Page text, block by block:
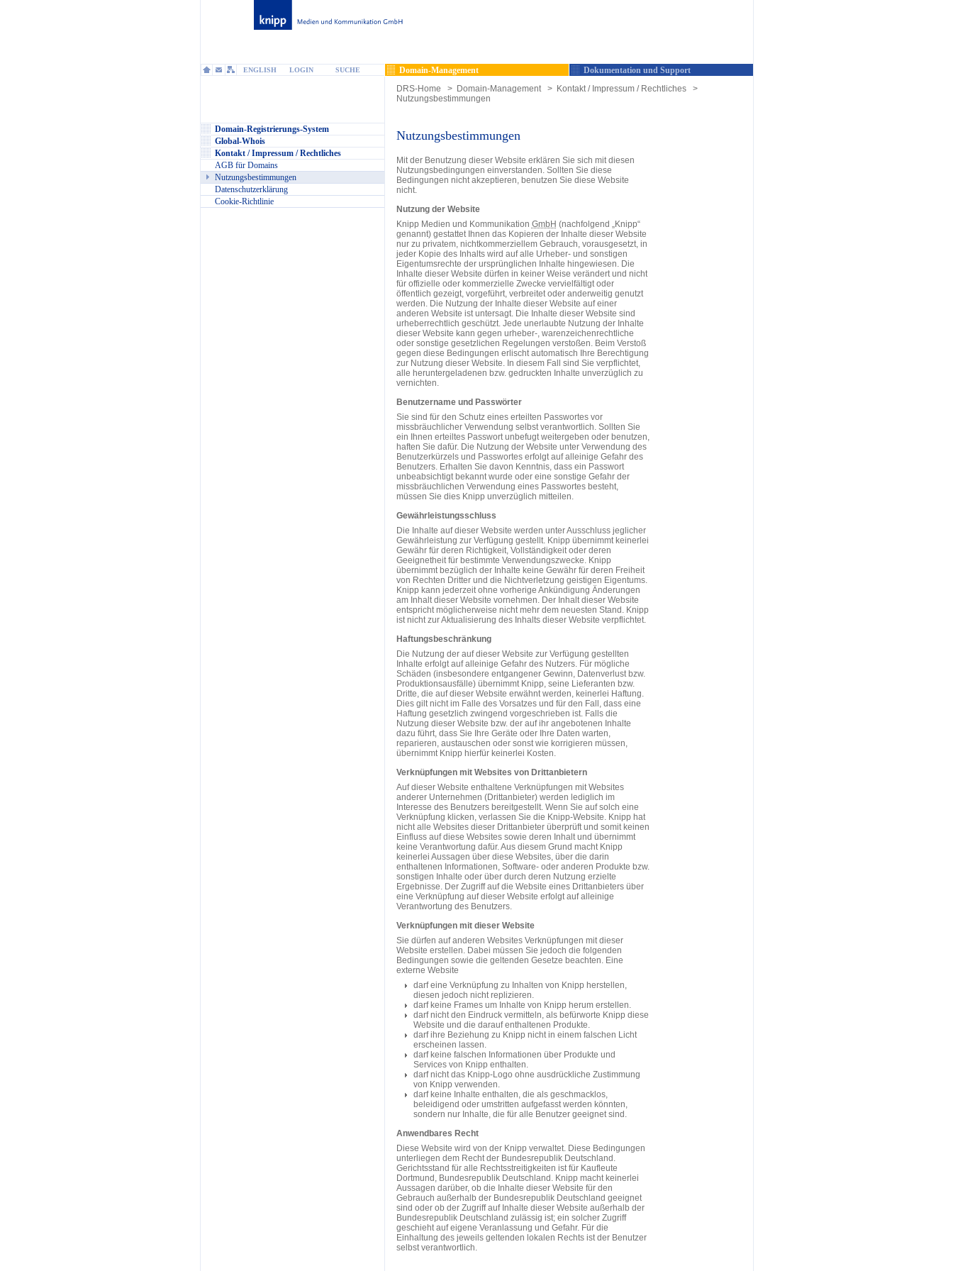
ENGLISH LOGIN SUCHE Domain-Management
Dokumentation und Support
DRS-Home
> Domain-Management > Kontakt / Impressum / Rechtliches
>
Nutzungsbestimmungen
Domain-Registrierungs-System
Global-Whois
Kontakt / Impressum / Rechtliches
AGB für Domains
Nutzungsbestimmungen
Datenschutzerklärung
Cookie-Richtlinie
Nutzungsbestimmungen
Mit der Benutzung dieser Website erklären Sie sich mit diesen
Nutzungsbedingungen einverstanden. Sollten Sie diese
Bedingungen nicht akzeptieren, benutzen Sie diese Website
nicht.
Nutzung der Website
Knipp Medien und Kommunikation GmbH (nachfolgend „Knipp“
genannt) gestattet Ihnen das Kopieren der Inhalte dieser Website
nur zu privatem, nichtkommerziellem Gebrauch, vorausgesetzt, in
jeder Kopie des Inhalts wird auf alle Urheber- und sonstigen
Eigentumsrechte der ursprünglichen Inhalte hingewiesen. Die
Inhalte dieser Website dürfen in keiner Weise verändert und nicht
für offizielle oder kommerzielle Zwecke vervielfältigt oder
öffentlich gezeigt, vorgeführt, verbreitet oder anderweitig genutzt
werden. Die Nutzung der Inhalte dieser Website auf einer
anderen Website ist untersagt. Die Inhalte dieser Website sind
urheberrechtlich geschützt. Jede unerlaubte Nutzung der Inhalte
dieser Website kann gegen urheber-, warenzeichenrechtliche
oder sonstige gesetzlichen Regelungen verstoßen. Beim Verstoß
gegen diese Bedingungen erlischt automatisch Ihre Berechtigung
zur Nutzung dieser Website. In diesem Fall sind Sie verpflichtet,
alle heruntergeladenen bzw. gedruckten Inhalte unverzüglich zu
vernichten.
Benutzername und Passwörter
Sie sind für den Schutz eines erteilten Passwortes vor
missbräuchlicher Verwendung selbst verantwortlich. Sollten Sie
ein Ihnen erteiltes Passwort unbefugt weitergeben oder benutzen,
haften Sie dafür. Die Nutzung der Website unter Verwendung des
Benutzerkürzels und Passwortes erfolgt auf alleinige Gefahr des
Benutzers. Erhalten Sie davon Kenntnis, dass ein Passwort
unbeabsichtigt bekannt wurde oder eine sonstige Gefahr der
missbräuchlichen Verwendung eines Passwortes besteht,
müssen Sie dies Knipp unverzüglich mitteilen.
Gewährleistungsschluss
Die Inhalte auf dieser Website werden unter Ausschluss jeglicher
Gewährleistung zur Verfügung gestellt. Knipp übernimmt keinerlei
Gewähr für deren Richtigkeit, Vollständigkeit oder deren
Geeignetheit für bestimmte Verwendungszwecke. Knipp
übernimmt bezüglich der Inhalte keine Gewähr für deren Freiheit
von Rechten Dritter und die Nichtverletzung geistigen Eigentums.
Knipp kann jederzeit ohne vorherige Ankündigung Änderungen
am Inhalt dieser Website vornehmen. Der Inhalt dieser Website
entspricht möglicherweise nicht mehr dem neuesten Stand. Knipp
ist nicht zur Aktualisierung des Inhalts dieser Website verpflichtet.
Haftungsbeschränkung
Die Nutzung der auf dieser Website zur Verfügung gestellten
Inhalte erfolgt auf alleinige Gefahr des Nutzers. Für mögliche
Schäden (insbesondere entgangener Gewinn, Datenverlust bzw.
Produktionsausfälle) übernimmt Knipp, seine Lieferanten bzw.
Dritte, die auf dieser Website erwähnt werden, keinerlei Haftung.
Dies gilt nicht im Falle des Vorsatzes und für den Fall, dass eine
Haftung gesetzlich zwingend vorgeschrieben ist. Falls die
Nutzung dieser Website bzw. der auf ihr angebotenen Inhalte
dazu führt, dass Sie Ihre Geräte oder Ihre Daten warten,
reparieren, austauschen oder sonst wie korrigieren müssen,
übernimmt Knipp hierfür keinerlei Kosten.
Verknüpfungen mit Websites von Drittanbietern
Auf dieser Website enthaltene Verknüpfungen mit Websites
anderer Unternehmen (Drittanbieter) werden lediglich im
Interesse des Benutzers bereitgestellt. Wenn Sie auf solch eine
Verknüpfung klicken, verlassen Sie die Knipp-Website. Knipp hat
nicht alle Websites dieser Drittanbieter überprüft und somit keinen
Einfluss auf diese Websites sowie deren Inhalt und übernimmt
keine Verantwortung dafür. Aus diesem Grund macht Knipp
keinerlei Aussagen über diese Websites, über die darin
enthaltenen Informationen, Software- oder anderen Produkte bzw.
sonstigen Inhalte oder über durch deren Nutzung erzielte
Ergebnisse. Der Zugriff auf die Website eines Drittanbieters über
eine Verknüpfung auf dieser Website erfolgt auf alleinige
Verantwortung des Benutzers.
Verknüpfungen mit dieser Website
Sie dürfen auf anderen Websites Verknüpfungen mit dieser
Website erstellen. Dabei müssen Sie jedoch die folgenden
Bedingungen sowie die geltenden Gesetze beachten. Eine
externe Website
darf eine Verknüpfung zu Inhalten von Knipp herstellen,
diesen jedoch nicht replizieren.
darf keine Frames um Inhalte von Knipp herum erstellen.
darf nicht den Eindruck vermitteln, als befürworte Knipp diese
Website und die darauf enthaltenen Produkte.
darf ihre Beziehung zu Knipp nicht in einem falschen Licht
erscheinen lassen.
darf keine falschen Informationen über Produkte und
Services von Knipp enthalten.
darf nicht das Knipp-Logo ohne ausdrückliche Zustimmung
von Knipp verwenden.
darf keine Inhalte enthalten, die als geschmacklos,
beleidigend oder umstritten aufgefasst werden könnten,
sondern nur Inhalte, die für alle Benutzer geeignet sind.
Anwendbares Recht
Diese Website wird von der Knipp verwaltet. Diese Bedingungen
unterliegen dem Recht der Bundesrepublik Deutschland.
Gerichtsstand für alle Rechtsstreitigkeiten ist für Kaufleute
Dortmund, Bundesrepublik Deutschland. Knipp macht keinerlei
Aussagen darüber, ob die Inhalte dieser Website für den
Gebrauch außerhalb der Bundesrepublik Deutschland geeignet
sind oder ob der Zugriff auf Inhalte dieser Website außerhalb der
Bundesrepublik Deutschland zulässig ist; ein solcher Zugriff
geschieht auf eigene Veranlassung und Gefahr. Für die
Einhaltung des jeweils geltenden lokalen Rechts ist der Benutzer
selbst verantwortlich.